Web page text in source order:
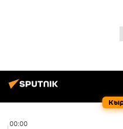
00:00